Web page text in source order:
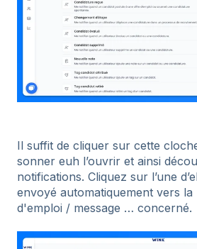
Il suffit de cliquer sur cette
sonner euh l’ouvrir et ainsi
notifications. Cliquez sur l’une
envoyé automatiquement vers
d'emploi / message … concerné.